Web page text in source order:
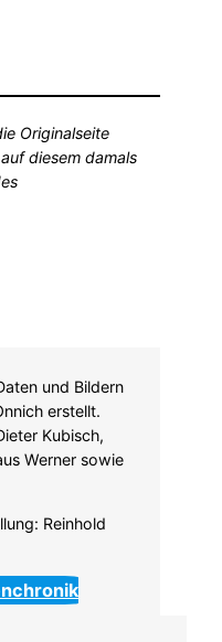
Originalseite
diesem damals
und Bildern
erstellt.
Kubisch,
Werner sowie
Reinhold